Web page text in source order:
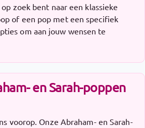
zoek bent naar een klassieke
of een pop met een specifiek
om aan jouw wensen te
en Sarah-poppen
voorop. Onze Abraham- en Sarah-